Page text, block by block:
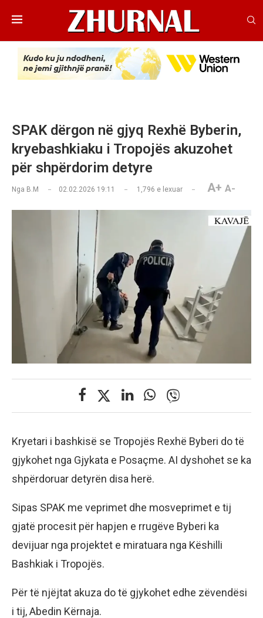
SPAK dërgon në gjyq Rexhë Byberin,
kryebashkiaku i Tropojës akuzohet
për shpërdorim detyre
Nga B.M 02.02.2026 19:11 1,796 e lexuar A+ A-
Kryetari i bashkisë se Tropojës Rexhë Byberi do të
gjykohet nga Gjykata e Posaçme. AI dyshohet se ka
shpërdoruar detyrën disa herë.
Sipas SPAK me veprimet dhe mosveprimet e tij
gjatë procesit për hapjen e rrugëve Byberi ka
devijuar nga projektet e miratuara nga Këshilli
Bashkiak i Tropojës.
Për të njëjtat akuza do të gjykohet edhe zëvendësi
i tij, Abedin Kërnaja.